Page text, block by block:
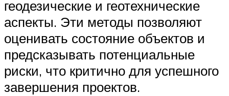
геодезические и геотехнические
аспекты. Эти методы позволяют
оценивать состояние объектов и
предсказывать потенциальные
риски, что критично для успешного
завершения проектов.